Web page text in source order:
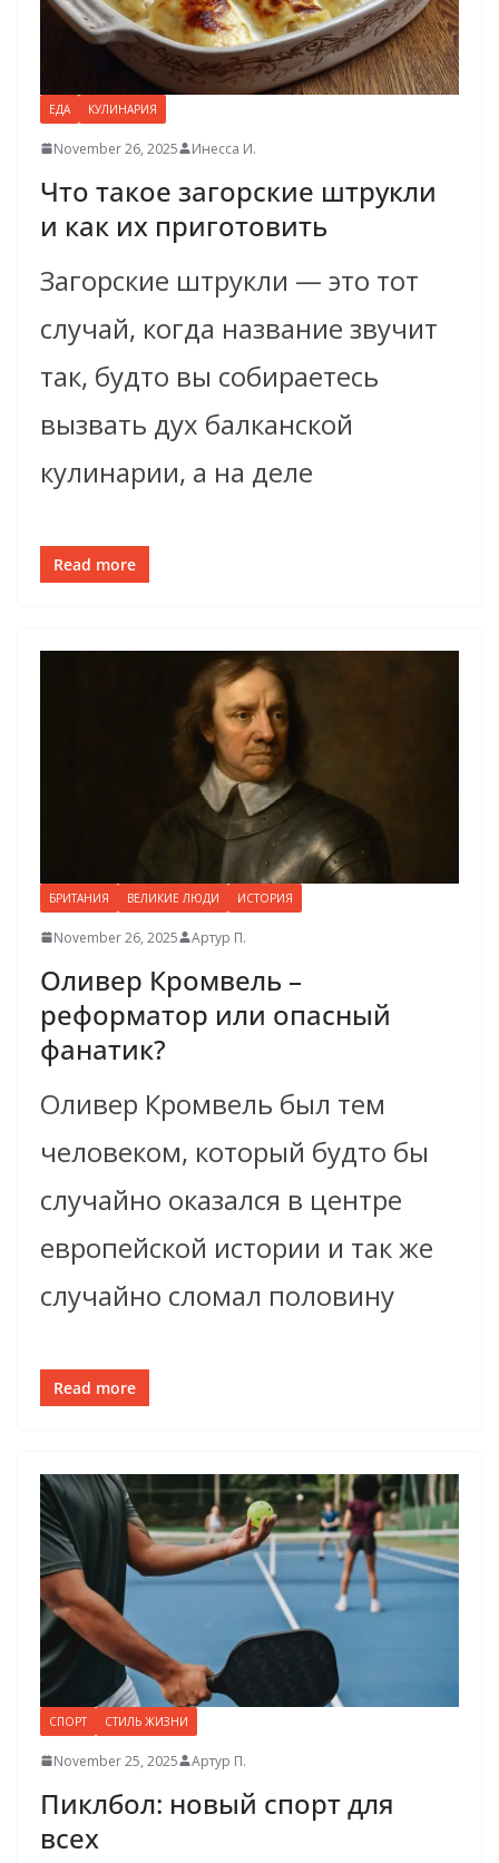
ЕДА КУЛИНАРИЯ
November 26, 2025 Инесса И.
Что такое загорские штрукли
и как их приготовить
Загорские штрукли — это тот
случай, когда название звучит
так, будто вы собираетесь
вызвать дух балканской
кулинарии, а на деле
Read more
БРИТАНИЯ ВЕЛИКИЕ ЛЮДИ ИСТОРИЯ
November 26, 2025 Артур П.
Оливер Кромвель –
реформатор или опасный
фанатик?
Оливер Кромвель был тем
человеком, который будто бы
случайно оказался в центре
европейской истории и так же
случайно сломал половину
Read more
СПОРТ СТИЛЬ ЖИЗНИ
November 25, 2025 Артур П.
Пиклбол: новый спорт для
всех